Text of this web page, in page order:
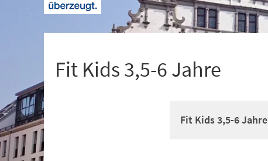
Fit Kids 3,5-6 Jahre
Fit Kids 3,5-6 Jahre